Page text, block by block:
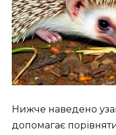
Нижче наведено
допомагає